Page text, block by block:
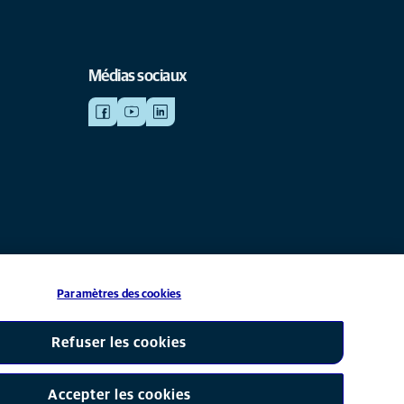
Médias sociaux
de Mars, Inc © 2026
Paramètres des cookies
Refuser les cookies
Accepter les cookies